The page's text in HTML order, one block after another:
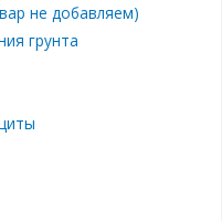
не добавляем)
грунта